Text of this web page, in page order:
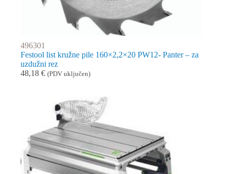
496301
Festool list kružne pile 160×2,2×20 PW12- Panter – za
uzdužni rez
48,18 € (PDV uključen)